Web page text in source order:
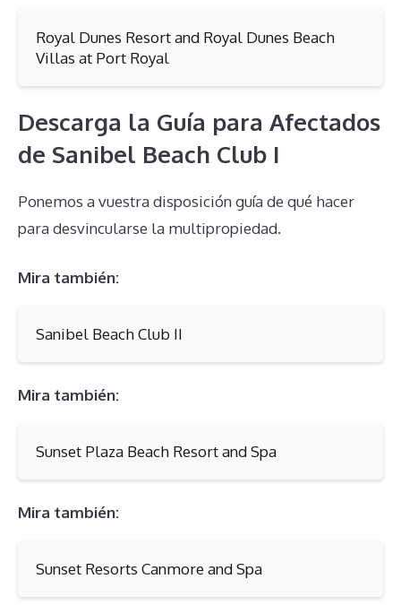
Royal Dunes Resort and Royal Dunes Beach
Villas at Port Royal
Descarga la Guía para Afectados
de Sanibel Beach Club I
Ponemos a vuestra disposición guía de qué hacer
para desvincularse la multipropiedad.
Mira también:
Sanibel Beach Club II
Mira también:
Sunset Plaza Beach Resort and Spa
Mira también:
Sunset Resorts Canmore and Spa